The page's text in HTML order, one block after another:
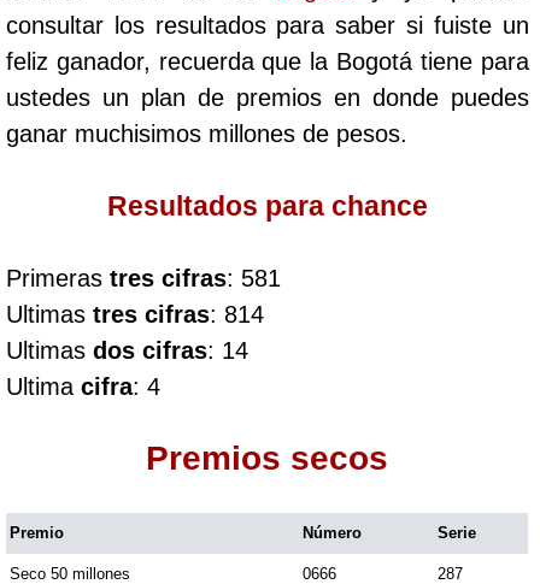
Caribeña Día
Caribeña Noche
Culona día
Culona noche
Dorado Mañana
consultar los resultados para saber si fuiste un
feliz ganador, recuerda que la Bogotá tiene para
ustedes un plan de premios en donde puedes
ganar muchisimos millones de pesos.
Resultados para chance
Primeras tres cifras: 581
Ultimas tres cifras: 814
Ultimas dos cifras: 14
Ultima cifra: 4
Premios secos
Premio Número Serie
Seco 50 millones 0666 287